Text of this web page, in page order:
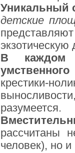
Уникальный
детские
В каждом
крестики-
разумеется.
рассчитаны
человек), но